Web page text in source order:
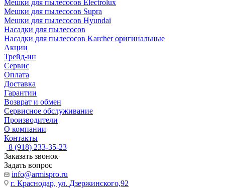
Мешки для пылесосов Electrolux
Мешки для пылесосов Supra
Мешки для пылесосов Hyundai
Насадки для пылесосов
Насадки для пылесосов Karcher оригинальные
Акции
Трейд-ин
Сервис
Оплата
Доставка
Гарантии
Возврат и обмен
Сервисное обслуживание
Производители
О компании
Контакты
8 (918) 233-35-23
Заказать звонок
Задать вопрос
info@armispro.ru
г. Краснодар, ул. Дзержинского,92